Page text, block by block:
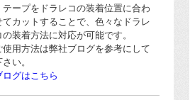
テープをドラレコの装着位置に合わ
てカットすることで、色々なドラレ
の装着方法に対応が可能です。
使用方法は弊社ブログを参考にして
い。
ログはこちら